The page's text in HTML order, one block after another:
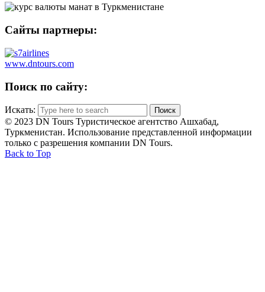
Сайты партнеры:
www.dntours.com
Поиск по сайту:
Искать:
© 2023 DN Tours Туристическое агентство Ашхабад,
Туркменистан. Использование представленной информации
только с разрешения компании DN Tours.
Back to Top